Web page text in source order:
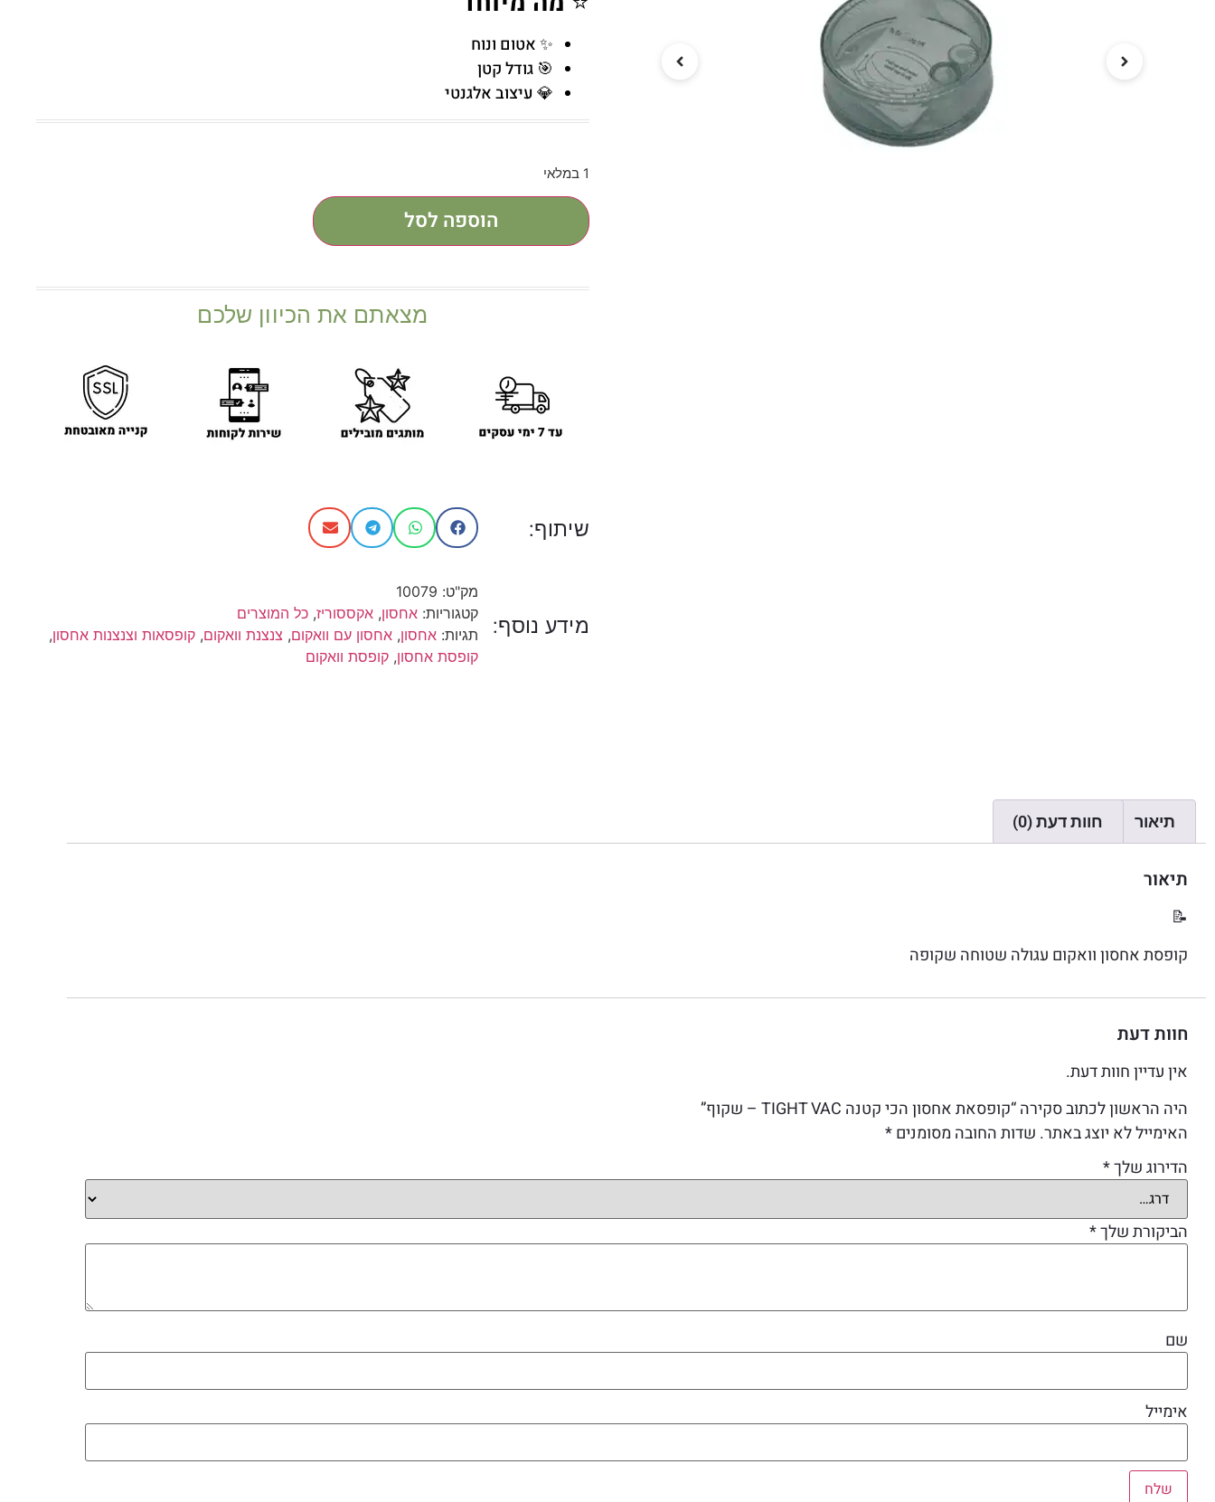
✨ אטום ונוח
🎯 גודל קטן
💎 עיצוב אלגנטי
1 במלאי
הוספה לסל
מצאתם את הכיוון שלכם
שיתוף:
מידע נוסף:
מק"ט: 10079
קטגוריות: אחסון, אקססוריז, כל המוצרים
תגיות: אחסון, אחסון עם וואקום, צנצנת וואקום, קופסאות וצנצנות אחסון,
קופסת אחסון, קופסת וואקום
תיאור חוות דעת (0)
תיאור
📝
קופסת אחסון וואקום עגולה שטוחה שקופה
חוות דעת
אין עדיין חוות דעת.
היה הראשון לכתוב סקירה “קופסאת אחסון הכי קטנה TIGHT VAC – שקוף”
האימייל לא יוצג באתר. שדות החובה מסומנים*
הדירוג שלך*
הביקורת שלך*
שם
אימייל